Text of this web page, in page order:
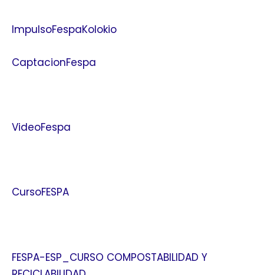
ImpulsoFespaKolokio
CaptacionFespa
VideoFespa
CursoFESPA
FESPA-ESP_CURSO COMPOSTABILIDAD Y